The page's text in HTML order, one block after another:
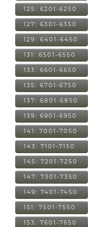
125: 6201-6250
127: 6301-6350
129: 6401-6450
131: 6501-6550
133: 6601-6650
135: 6701-6750
137: 6801-6850
139: 6901-6950
141: 7001-7050
143: 7101-7150
145: 7201-7250
147: 7301-7350
149: 7401-7450
151: 7501-7550
153: 7601-7650